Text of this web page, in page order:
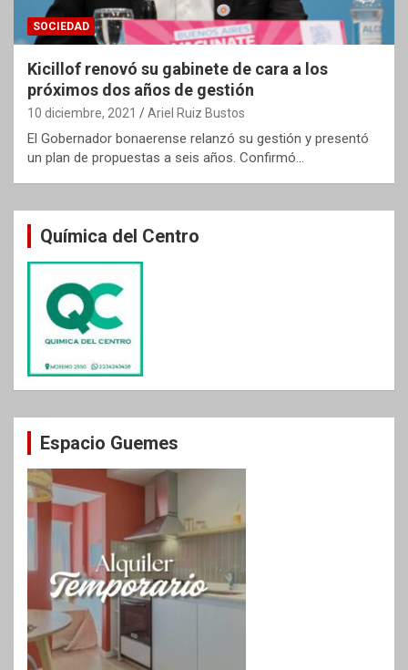
SOCIEDAD
Kicillof renovó su gabinete de cara a los
próximos dos años de gestión
10 diciembre, 2021 Ariel Ruiz Bustos
El Gobernador bonaerense relanzó su gestión y presentó
un plan de propuestas a seis años. Confirmó…
Química del Centro
Espacio Guemes